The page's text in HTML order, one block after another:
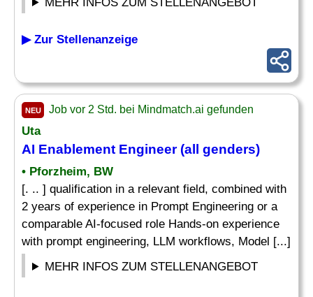
▶ Zur Stellenanzeige
NEU Job vor 2 Std. bei Mindmatch.ai gefunden
Uta
AI Enablement Engineer (all genders)
• Pforzheim, BW
[. .. ] qualification in a relevant field, combined with
2 years of experience in Prompt Engineering or a
comparable AI-focused role Hands-on experience
with prompt engineering, LLM workflows, Model [...]
MEHR INFOS ZUM STELLENANGEBOT